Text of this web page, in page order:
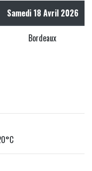
Samedi 18 Avril 2026
Bordeaux